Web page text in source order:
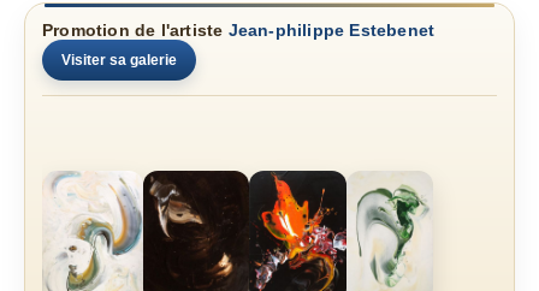
Promotion de l'artiste Jean-philippe Estebenet
Visiter sa galerie